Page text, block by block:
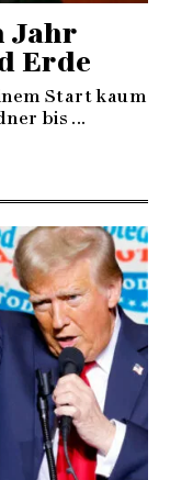
Jahr
Erde
Start kaum
bis ...